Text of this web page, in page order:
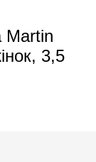
Martin
3,5